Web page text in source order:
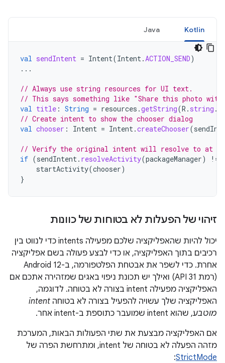
Kotlin
Java
val sendIntent = Intent(Intent.ACTION_SEND)
...
// Always use string resources for UI text.
// This says something like "Share this photo
val title : String = resources .getString(R . string .
// Create intent to show the chooser dialog
val chooser : Intent = Intent.createChooser(
// Verify the original intent will resolve to at
if (sendIntent. resolveActivity(packageManager) !=
startActivity(chooser)
}
זיהוי של הפעלות לא בטוחות של כוונות
יכול להיות שהאפליקציה שלכם מפעילה intents כדי לנווט בין
רכיבים בתוך האפליקציה, או כדי לבצע פעולה בשם אפליקציה
אחרת. כדי לשפר את אבטחת הפלטפורמה, ב-Android 12
(רמת API 31) ואילך יש תכונת ניפוי באגים שמזהירה אתכם אם
האפליקציה מפעילה intent בצורה לא בטוחה. לדוגמה,
האפליקציה שלך עשויה להפעיל בצורה לא בטוחה intent
מוטבע, שהוא intent שמועבר כתוספת ב-intent אחר.
אם האפליקציה מבצעת את שתי הפעולות הבאות, המערכת
מזהה הפעלה לא בטוחה של intent, ומתרחשת הפרה של
StrictMode
: